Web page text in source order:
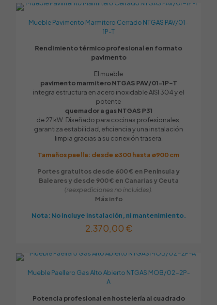
1/2"
Gas Natural
Con agua
Dimensiones externas / L x An x Alt (mm)
550 x 550 x 270
Dimensiones encastre drop-in / L x An x Alt (mm)
Válvulas
campos obligatorios están marcados con *
Nombre*
navegador para la próxima vez que comente.
Mueble Pavimento Marmitero Cerrado NTGAS PAV/01-
1P-T
Rendimiento térmico profesional en formato
pavimento
El mueble
pavimento marmitero NTGAS PAV/01-1P-T
integra estructura en acero inoxidable AISI 304 y el
potente
quemador a gas NTGAS P31
de 27 kW. Diseñado para cocinas profesionales,
garantiza estabilidad, eficiencia y una instalación
limpia gracias a su conexión trasera.
Tamaños paella: desde ø300 hasta ø900 cm
Portes gratuitos desde 600 € en Península y
Baleares y desde 900 € en Canarias y Ceuta
(reexpediciones no incluidas).
Más info
Nota: No incluye instalación, ni mantenimiento.
2.370,00 €
Mueble Paellero Gas Alto Abierto NTGAS MOB/02-2P-
A
Potencia profesional en hostelería al cuadrado